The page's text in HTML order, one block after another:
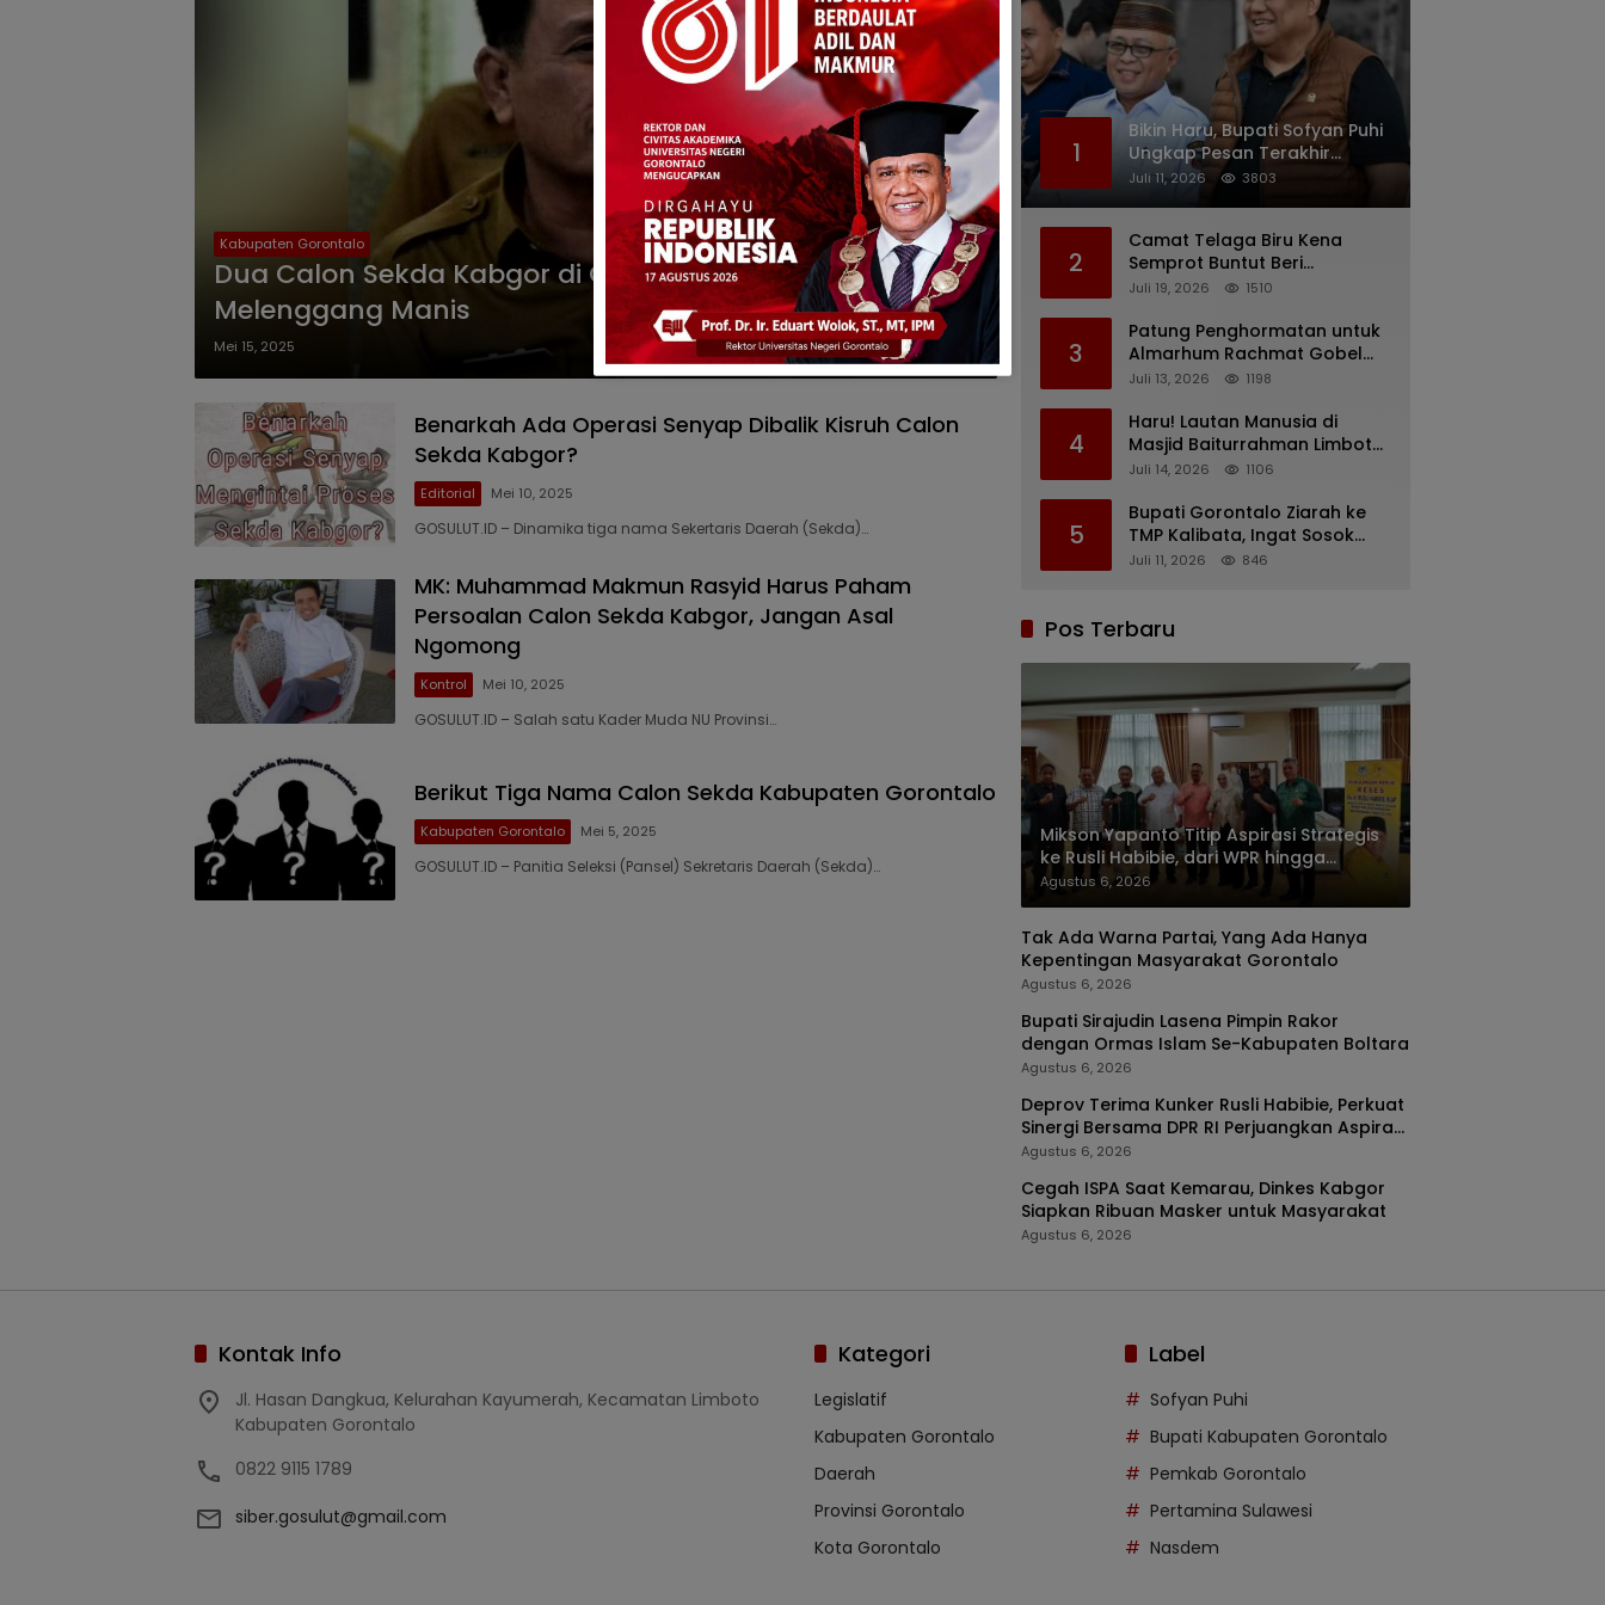
Kabupaten Gorontalo
Dua Calon Sekda Kabgor di Obok-obok, Cokro Katili
Melenggang Manis
Mei 15, 2025
Benarkah Ada Operasi Senyap Dibalik Kisruh Calon
Sekda Kabgor?
Editorial Mei 10, 2025
GOSULUT.ID – Dinamika tiga nama Sekertaris Daerah (Sekda)…
MK: Muhammad Makmun Rasyid Harus Paham
Persoalan Calon Sekda Kabgor, Jangan Asal
Ngomong
Kontrol Mei 10, 2025
GOSULUT.ID – Salah satu Kader Muda NU Provinsi…
Berikut Tiga Nama Calon Sekda Kabupaten Gorontalo
Kabupaten Gorontalo Mei 5, 2025
GOSULUT.ID – Panitia Seleksi (Pansel) Sekretaris Daerah (Sekda)…
1
Bikin Haru, Bupati Sofyan Puhi
Ungkap Pesan Terakhir
Rachmat Gobel Sehari
Sebelum Wafat
Juli 11, 2026 3803
2
Camat Telaga Biru Kena
Semprot Buntut Beri
Pernyataan Soal Gaji CS
Nunggak
Juli 19, 2026 1510
3
Patung Penghormatan untuk
Almarhum Rachmat Gobel
Digagas, Ini Tiga Lokasi yang
Juli 13, 2026 1198
4
Haru! Lautan Manusia di
Masjid Baiturrahman Limboto,
Kirim Doa untuk Almarhum
Juli 14, 2026 1106
5
Bupati Gorontalo Ziarah ke
TMP Kalibata, Ingat Sosok
Rachmat Gobel
Juli 11, 2026 846
Pos Terbaru
Mikson Yapanto Titip Aspirasi Strategis
ke Rusli Habibie, dari WPR hingga
Relokasi Fuel Terminal Pertamina
Agustus 6, 2026
Tak Ada Warna Partai, Yang Ada Hanya
Kepentingan Masyarakat Gorontalo
Agustus 6, 2026
Bupati Sirajudin Lasena Pimpin Rakor
dengan Ormas Islam Se-Kabupaten Boltara
Agustus 6, 2026
Deprov Terima Kunker Rusli Habibie, Perkuat
Sinergi Bersama DPR RI Perjuangkan Aspirasi
Masyarakat
Agustus 6, 2026
Cegah ISPA Saat Kemarau, Dinkes Kabgor
Siapkan Ribuan Masker untuk Masyarakat
Agustus 6, 2026
Kontak Info
Jl. Hasan Dangkua, Kelurahan Kayumerah, Kecamatan Limboto
Kabupaten Gorontalo
0822 9115 1789
siber.gosulut@gmail.com
Kategori
Legislatif
Kabupaten Gorontalo
Daerah
Provinsi Gorontalo
Kota Gorontalo
Label
Sofyan Puhi
Bupati Kabupaten Gorontalo
Pemkab Gorontalo
Pertamina Sulawesi
Nasdem